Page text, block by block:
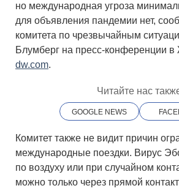
но международная угроза
для объявления пандемии нет,
комитета по чрезвычайным
Блумберг на пресс-конференции
dw.com.
Читайте нас
GOOGLE NEWS
Комитет также не видит причин
международные поездки. Вирус
по воздуху или при случайном
можно только через прямой